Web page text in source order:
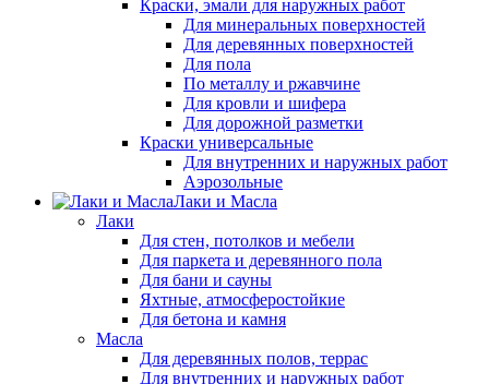
Краски, эмали для наружных работ
Для минеральных поверхностей
Для деревянных поверхностей
Для пола
По металлу и ржавчине
Для кровли и шифера
Для дорожной разметки
Краски универсальные
Для внутренних и наружных работ
Аэрозольные
Лаки и Масла
Лаки
Для стен, потолков и мебели
Для паркета и деревянного пола
Для бани и сауны
Яхтные, атмосферостойкие
Для бетона и камня
Масла
Для деревянных полов, террас
Для внутренних и наружных работ